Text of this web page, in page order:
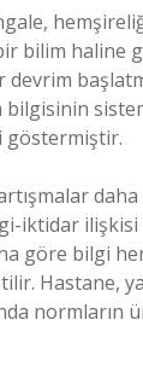
bilim haline
bilgisinin
göstermiştir.
daha
iktidar
göre bilgi
Hastane,
normların